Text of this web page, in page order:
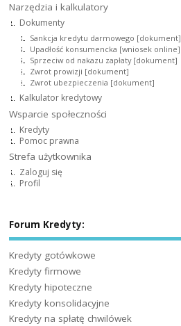
Narzędzia i kalkulatory
Dokumenty
Sankcja kredytu darmowego [dokument]
Upadłość konsumencka [wniosek online]
Sprzeciw od nakazu zapłaty [dokument]
Zwrot prowizji [dokument]
Zwrot ubezpieczenia [dokument]
Kalkulator kredytowy
Wsparcie społeczności
Kredyty
Pomoc prawna
Strefa użytkownika
Zaloguj się
Profil
Forum Kredyty:
Kredyty gotówkowe
Kredyty firmowe
Kredyty hipoteczne
Kredyty konsolidacyjne
Kredyty na spłatę chwilówek